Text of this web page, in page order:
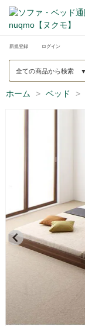
新規登録 ログイン
ホーム ベッド